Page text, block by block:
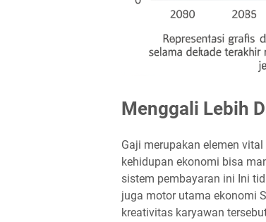
Menggali Lebih
Gaji merupakan elemen
kehidupan ekonomi bisa
sistem pembayaran ini Ini
juga motor utama ekonomi
kreativitas karyawan